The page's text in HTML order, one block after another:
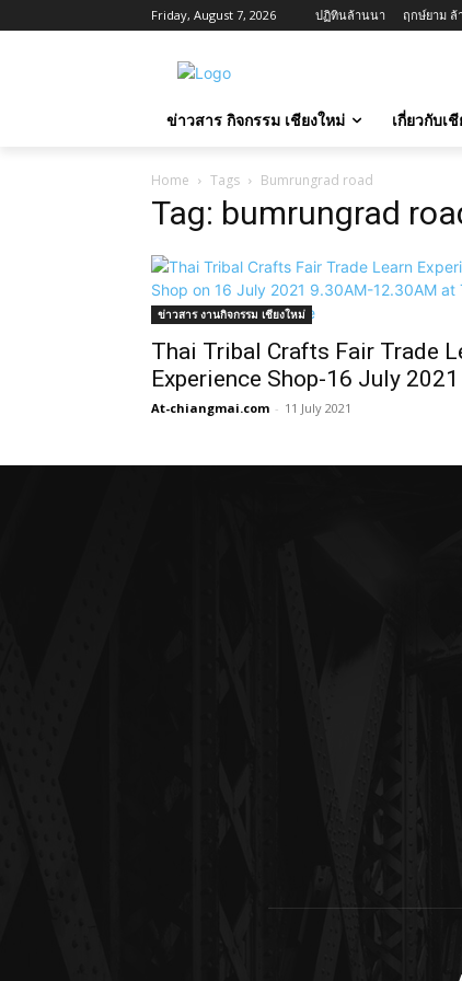
Friday, August 7, 2026 ปฏิทินล้านนา ฤกษ์ยาม ล้
ข่าวสาร กิจกรรม เชียงใหม่ เกี่ยวกับเ
Home Tags Bumrungrad road
Tag: bumrungrad
ข่าวสาร งานกิจกรรม เชียงใหม่
Thai Tribal Crafts Fair Trade
Experience Shop-16 July 2021
At-chiangmai.com - 11 July 2021